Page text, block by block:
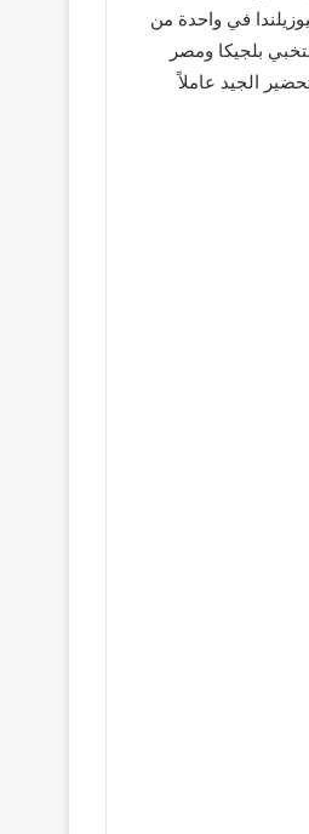
في واحدة من
قبل أن يصطدم بمنتخبي بلجيكا ومصر
الجيد عاملاً